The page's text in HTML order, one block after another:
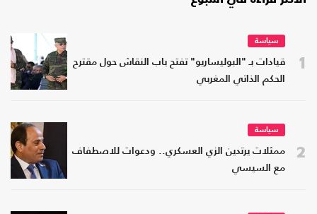
1
سياسة
قيادات بـ "البوليساريو" تفتح باب النقاش حول مقترح
الحكم الذاتي المغربي
2
سياسة
ممثلات يرتدين الزي العسكري.. ودعوات للاصطفاف
مع السيسي